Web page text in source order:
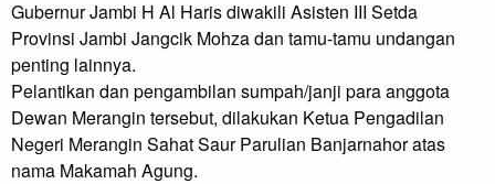
Gubernur Jambi H Al Haris diwakili Asisten III Setda
Provinsi Jambi Jangcik Mohza dan tamu-tamu undangan
penting lainnya.
Pelantikan dan pengambilan sumpah/janji para anggota
Dewan Merangin tersebut, dilakukan Ketua Pengadilan
Negeri Merangin Sahat Saur Parulian Banjarnahor atas
nama Makamah Agung.